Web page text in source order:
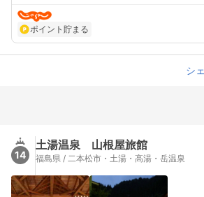
ポイント貯まる
シ
14
土湯温泉 山根屋旅館
福島県 / 二本松市・土湯・高湯・岳温泉